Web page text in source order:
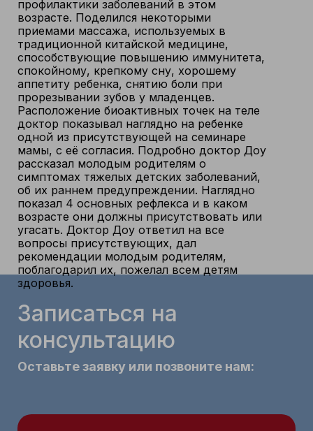
профилактики заболеваний в этом
возрасте. Поделился некоторыми
приемами массажа, используемых в
традиционной китайской медицине,
способствующие повышению иммунитета,
спокойному, крепкому сну, хорошему
аппетиту ребенка, снятию боли при
прорезывании зубов у младенцев.
Расположение биоактивных точек на теле
доктор показывал наглядно на ребенке
одной из присутствующей на семинаре
мамы, с её согласия. Подробно доктор Доу
рассказал молодым родителям о
симптомах тяжелых детских заболеваний,
об их раннем предупреждении. Наглядно
показал 4 основных рефлекса и в каком
возрасте они должны присутствовать или
угасать. Доктор Доу ответил на все
вопросы присутствующих, дал
рекомендации молодым родителям,
поблагодарил их, пожелал всем детям
здоровья.
Записаться на
консультацию
Оставьте заявку или позвоните нам: